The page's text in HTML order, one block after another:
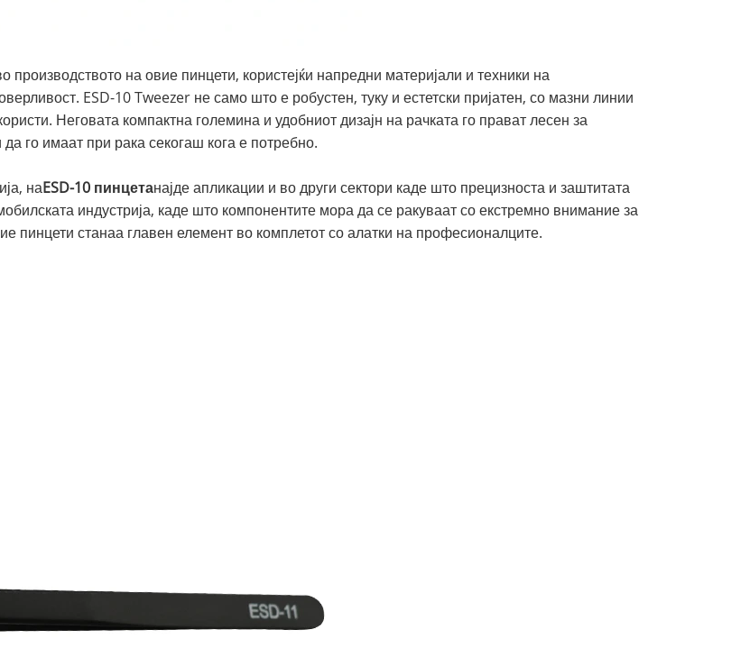
на овие пинцети, користејќи напредни материјали и техники на
ESD-10 Tweezer не само што е робустен, туку и естетски пријатен, со мазни линии
Неговата компактна големина и удобниот дизајн на рачката го прават лесен за
го имаат при рака секогаш кога е потребно.
наESD-10 пинцетанајде апликации и во други сектори каде што прецизноста и заштитата
индустрија, каде што компонентите мора да се ракуваат со екстремно внимание за
пинцети станаа главен елемент во комплетот со алатки на професионалците.